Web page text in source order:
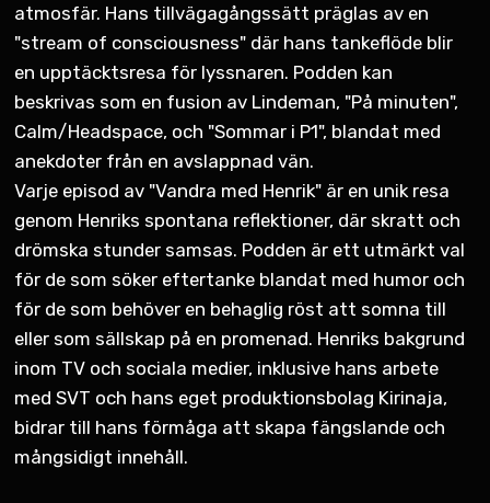
atmosfär. Hans tillvägagångssätt präglas av en
"stream of consciousness" där hans tankeflöde blir
en upptäcktsresa för lyssnaren. Podden kan
beskrivas som en fusion av Lindeman, "På minuten",
Calm/Headspace, och "Sommar i P1", blandat med
anekdoter från en avslappnad vän.
Varje episod av "Vandra med Henrik" är en unik resa
genom Henriks spontana reflektioner, där skratt och
drömska stunder samsas. Podden är ett utmärkt val
för de som söker eftertanke blandat med humor och
för de som behöver en behaglig röst att somna till
eller som sällskap på en promenad. Henriks bakgrund
inom TV och sociala medier, inklusive hans arbete
med SVT och hans eget produktionsbolag Kirinaja,
bidrar till hans förmåga att skapa fängslande och
mångsidigt innehåll.